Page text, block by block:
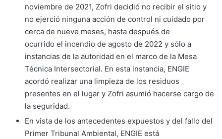
noviembre de 2021, Zofri decidió no recibir el sitio y
no ejerció ninguna acción de control ni cuidado por
cerca de nueve meses, hasta después de
ocurrido el incendio de agosto de 2022 y sólo a
instancias de la autoridad en el marco de la Mesa
Técnica Intersectorial. En esta instancia, ENGIE
acordó realizar una limpieza de los residuos
presentes en el lugar y Zofri asumió hacerse cargo de
la seguridad.
En vista de los antecedentes expuestos y del fallo del
Primer Tribunal Ambiental, ENGIE está